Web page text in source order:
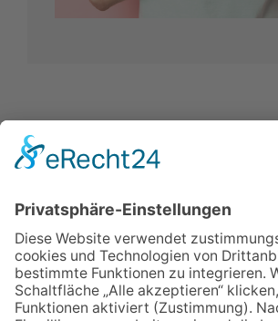
IMPRESSUM
HINWEISGEBERSCHUTZGESETZ
KONTAKT VORLESE-FUNKTION: